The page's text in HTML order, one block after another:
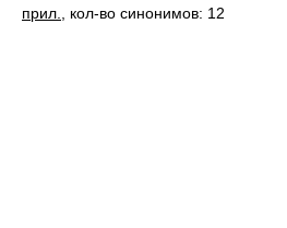
прил.
, кол-во синонимов: 12